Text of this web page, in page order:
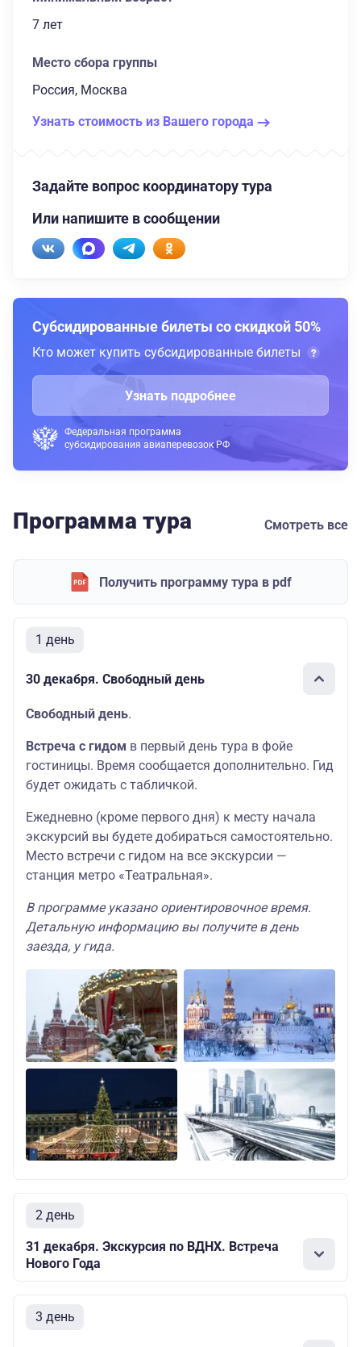
7 лет
Место сбора группы
Россия, Москва
Узнать стоимость из Вашего города
Задайте вопрос координатору тура
Или напишите в сообщении
Субсидированные билеты со скидкой 50%
Кто может купить субсидированные билеты
Узнать подробнее
Федеральная программа
субсидирования авиаперевозок РФ
Программа тура Смотреть все
Получить программу тура в pdf
1 день
30 декабря. Свободный день
Свободный день.
Встреча с гидом в первый день тура в фойе
гостиницы. Время сообщается дополнительно. Гид
будет ожидать с табличкой.
Ежедневно (кроме первого дня) к месту начала
экскурсий вы будете добираться самостоятельно.
Место встречи с гидом на все экскурсии —
станция метро «Театральная».
В программе указано ориентировочное время.
Детальную информацию вы получите в день
заезда, у гида.
2 день
31 декабря. Экскурсия по ВДНХ. Встреча
Нового Года
3 день